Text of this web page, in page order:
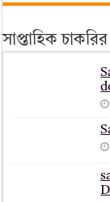
সাপ্তাহিক চাকরির